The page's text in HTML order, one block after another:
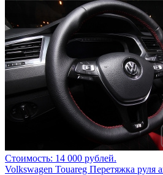
Стоимость: 14 000 рублей.
Volkswagen Touareg Перетяжка руля